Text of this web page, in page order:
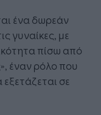
ένα δωρεάν
γυναίκες, με
πίσω από
έναν ρόλο που
σε